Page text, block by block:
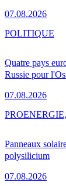
07.08.2026
Quatre pays
Russie pour
07.08.2026
POLITIQUE
Panneaux
polysilicium
07.08.2026
PRO